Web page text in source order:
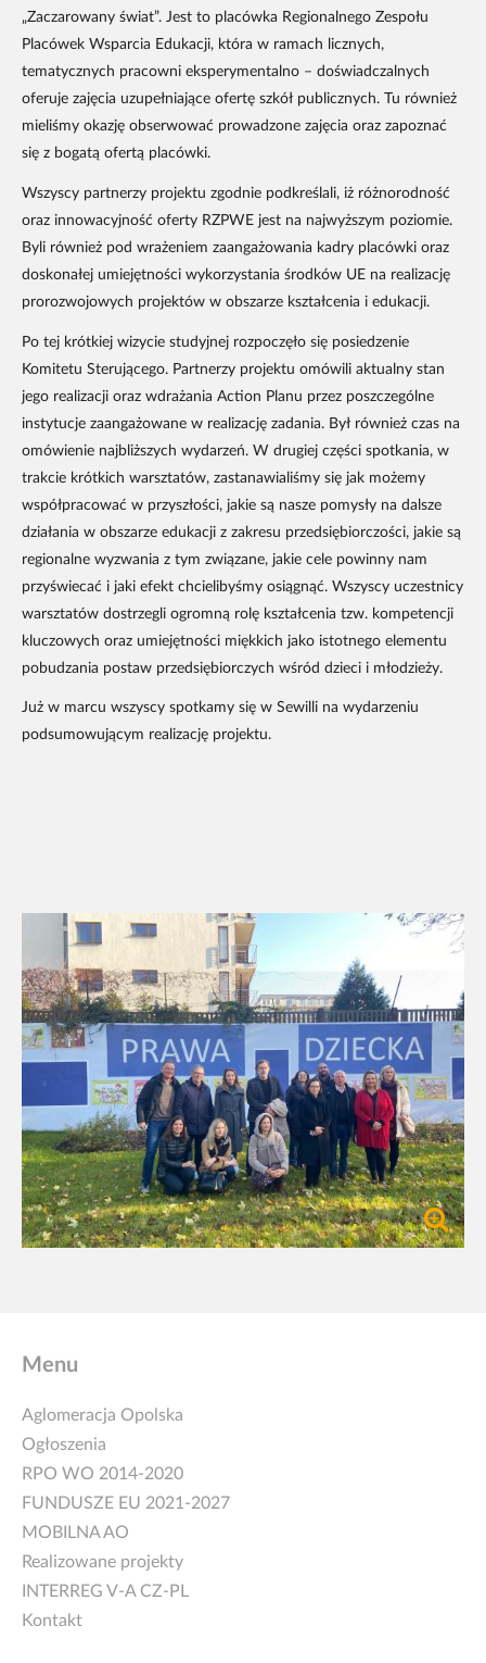
„Zaczarowany świat”. Jest to placówka Regionalnego Zespołu
Placówek Wsparcia Edukacji, która w ramach licznych,
tematycznych pracowni eksperymentalno – doświadczalnych
oferuje zajęcia uzupełniające ofertę szkół publicznych. Tu również
mieliśmy okazję obserwować prowadzone zajęcia oraz zapoznać
się z bogatą ofertą placówki.
Wszyscy partnerzy projektu zgodnie podkreślali, iż różnorodność
oraz innowacyjność oferty RZPWE jest na najwyższym poziomie.
Byli również pod wrażeniem zaangażowania kadry placówki oraz
doskonałej umiejętności wykorzystania środków UE na realizację
prorozwojowych projektów w obszarze kształcenia i edukacji.
Po tej krótkiej wizycie studyjnej rozpoczęło się posiedzenie
Komitetu Sterującego. Partnerzy projektu omówili aktualny stan
jego realizacji oraz wdrażania Action Planu przez poszczególne
instytucje zaangażowane w realizację zadania. Był również czas na
omówienie najbliższych wydarzeń. W drugiej części spotkania, w
trakcie krótkich warsztatów, zastanawialiśmy się jak możemy
współpracować w przyszłości, jakie są nasze pomysły na dalsze
działania w obszarze edukacji z zakresu przedsiębiorczości, jakie są
regionalne wyzwania z tym związane, jakie cele powinny nam
przyświecać i jaki efekt chcielibyśmy osiągnąć. Wszyscy uczestnicy
warsztatów dostrzegli ogromną rolę kształcenia tzw. kompetencji
kluczowych oraz umiejętności miękkich jako istotnego elementu
pobudzania postaw przedsiębiorczych wśród dzieci i młodzieży.
Już w marcu wszyscy spotkamy się w Sewilli na wydarzeniu
podsumowującym realizację projektu.
Menu
Aglomeracja Opolska
Ogłoszenia
RPO WO 2014-2020
FUNDUSZE EU 2021-2027
MOBILNA AO
Realizowane projekty
INTERREG V-A CZ-PL
Kontakt